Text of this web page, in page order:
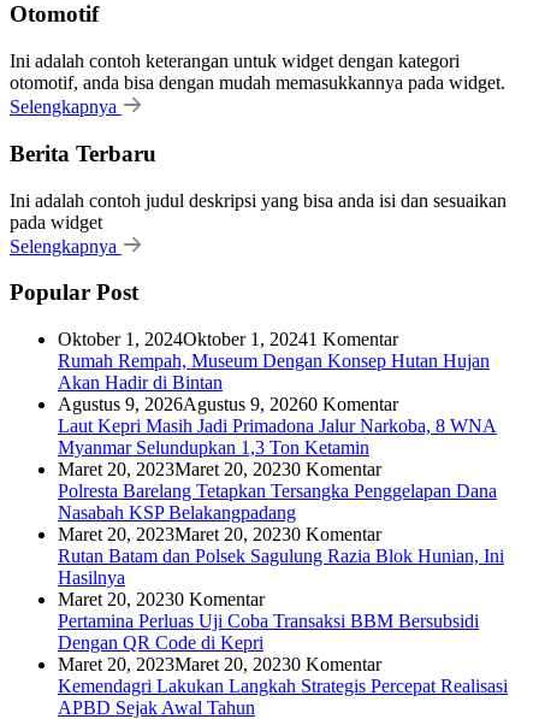
Otomotif
Ini adalah contoh keterangan untuk widget dengan kategori
otomotif, anda bisa dengan mudah memasukkannya pada widget.
Selengkapnya
Berita Terbaru
Ini adalah contoh judul deskripsi yang bisa anda isi dan sesuaikan
pada widget
Selengkapnya
Popular Post
Oktober 1, 2024Oktober 1, 20241 Komentar
Rumah Rempah, Museum Dengan Konsep Hutan Hujan
Akan Hadir di Bintan
Agustus 9, 2026Agustus 9, 20260 Komentar
Laut Kepri Masih Jadi Primadona Jalur Narkoba, 8 WNA
Myanmar Selundupkan 1,3 Ton Ketamin
Maret 20, 2023Maret 20, 20230 Komentar
Polresta Barelang Tetapkan Tersangka Penggelapan Dana
Nasabah KSP Belakangpadang
Maret 20, 2023Maret 20, 20230 Komentar
Rutan Batam dan Polsek Sagulung Razia Blok Hunian, Ini
Hasilnya
Maret 20, 20230 Komentar
Pertamina Perluas Uji Coba Transaksi BBM Bersubsidi
Dengan QR Code di Kepri
Maret 20, 2023Maret 20, 20230 Komentar
Kemendagri Lakukan Langkah Strategis Percepat Realisasi
APBD Sejak Awal Tahun